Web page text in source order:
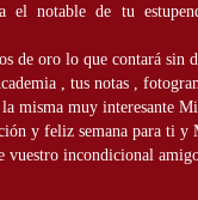
el notable de tu
de oro lo que contará sin
, tus notas ,
misma muy interesante
y feliz semana para ti y
vuestro incondicional